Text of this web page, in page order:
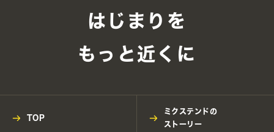
はじまりを
もっと近くに
TOP
ミクステンドの
ストーリー